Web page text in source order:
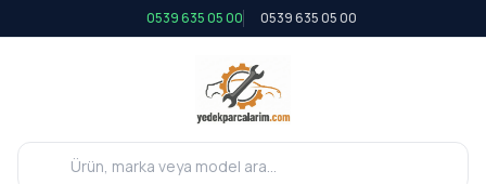
0539 635 05 00 0539 635 05 00